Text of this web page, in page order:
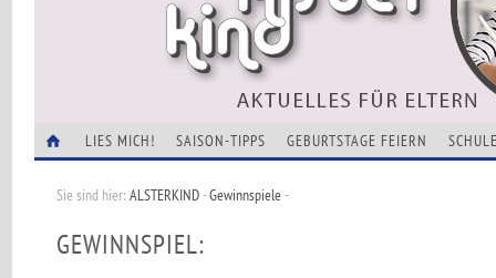
LIES MICH! SAISON-TIPPS GEBURTSTAGE FEIERN
Sie sind hier:ALSTERKIND-Gewinnspiele-
GEWINNSPIEL: